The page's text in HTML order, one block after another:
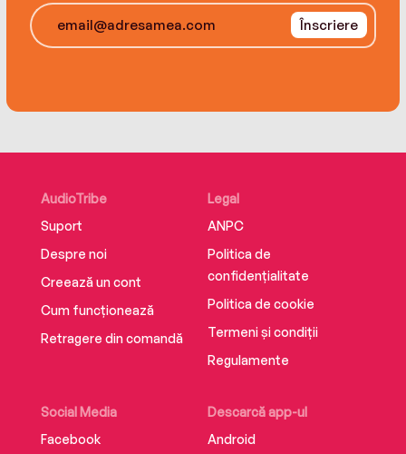
Înscriere
AudioTribe
Suport
Despre noi
Creează un cont
Cum funcționează
Retragere din comandă
Social Media
Facebook
Descarcă app-ul
Android
Legal
ANPC
Politica de
confidențialitate
Politica de cookie
Termeni și condiții
Regulamente